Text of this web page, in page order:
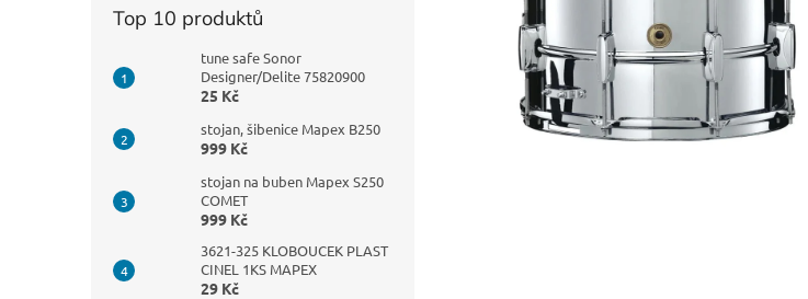
Top 10 produktů
tune safe Sonor
Designer/Delite 75820900
25 Kč
stojan, šibenice Mapex B250
999 Kč
stojan na buben Mapex S250
COMET
999 Kč
3621-325 KLOBOUCEK PLAST
CINEL 1KS MAPEX
29 Kč